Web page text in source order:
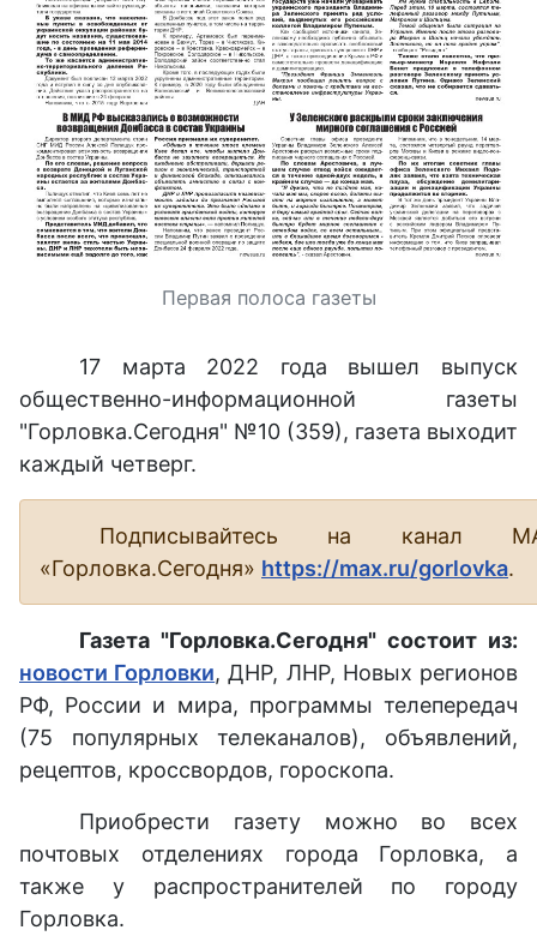
Первая полоса газеты
17 марта 2022 года вышел выпуск
общественно-информационной газеты
"Горловка.Сегодня" №10 (359), газета выходит
каждый четверг.
Подписывайтесь на канал
«Горловка.Сегодня» https://max.ru/gorlovka.
Газета "Горловка.Сегодня" состоит из:
новости Горловки, ДНР, ЛНР, Новых регионов
РФ, России и мира, программы телепередач
(75 популярных телеканалов), объявлений,
рецептов, кроссвордов, гороскопа.
Приобрести газету можно во всех
почтовых отделениях города Горловка, а
также у распространителей по городу
Горловка.